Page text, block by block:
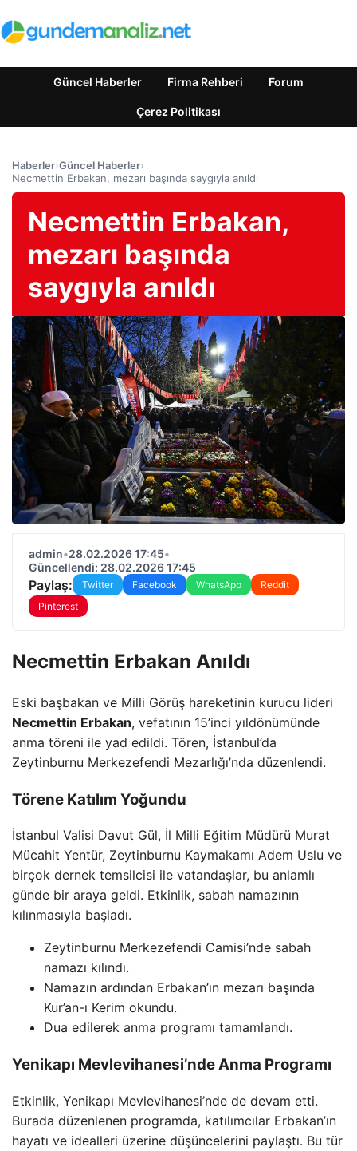
Güncel Haberler Firma Rehberi Forum
Çerez Politikası
Haberler›Güncel Haberler›
Necmettin Erbakan, mezarı başında saygıyla anıldı
Necmettin Erbakan,
mezarı başında
saygıyla anıldı
admin•28.02.2026 17:45•
Güncellendi: 28.02.2026 17:45
Paylaş: Twitter Facebook WhatsApp
Reddit
Pinterest
Necmettin Erbakan Anıldı
Eski başbakan ve Milli Görüş hareketinin kurucu lideri
Necmettin Erbakan, vefatının 15’inci yıldönümünde
anma töreni ile yad edildi. Tören, İstanbul’da
Zeytinburnu Merkezefendi Mezarlığı’nda düzenlendi.
Törene Katılım Yoğundu
İstanbul Valisi Davut Gül, İl Milli Eğitim Müdürü Murat
Mücahit Yentür, Zeytinburnu Kaymakamı Adem Uslu ve
birçok dernek temsilcisi ile vatandaşlar, bu anlamlı
günde bir araya geldi. Etkinlik, sabah namazının
kılınmasıyla başladı.
Zeytinburnu Merkezefendi Camisi’nde sabah
namazı kılındı.
Namazın ardından Erbakan’ın mezarı başında
Kur’an-ı Kerim okundu.
Dua edilerek anma programı tamamlandı.
Yenikapı Mevlevihanesi’nde Anma Programı
Etkinlik, Yenikapı Mevlevihanesi’nde de devam etti.
Burada düzenlenen programda, katılımcılar Erbakan’ın
hayatı ve idealleri üzerine düşüncelerini paylaştı. Bu tür